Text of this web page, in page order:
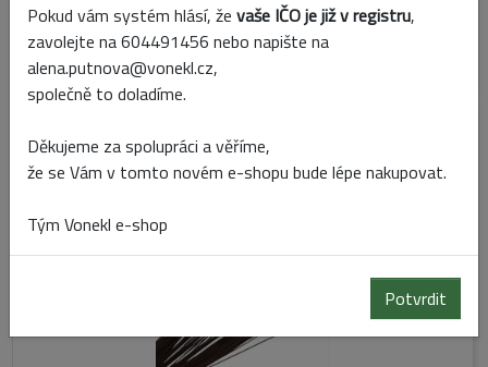
Kód: WC130250B
Pokud vám systém hlásí, že vaše IČO je již v registru,
zavolejte na 604491456 nebo napište na
alena.putnova@vonekl.cz,
společně to doladíme.
Děkujeme za spolupráci a věříme,
že se Vám v tomto novém e-shopu bude lépe nakupovat.
Tým Vonekl e-shop
Potvrdit